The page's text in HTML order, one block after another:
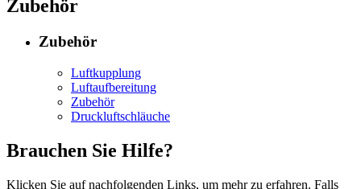
Zubehör
Zubehör
Luftkupplung
Luftaufbereitung
Zubehör
Druckluftschläuche
Brauchen Sie Hilfe?
Klicken Sie auf nachfolgenden Links, um mehr zu erfahren. Falls